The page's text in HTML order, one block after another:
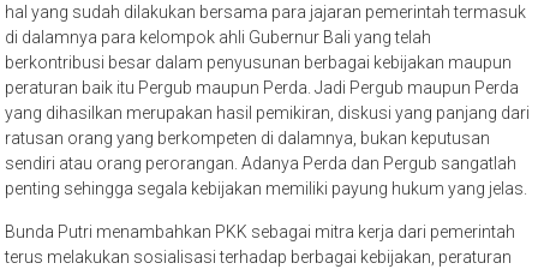
hal yang sudah dilakukan bersama para jajaran pemerintah termasuk
di dalamnya para kelompok ahli Gubernur Bali yang telah
berkontribusi besar dalam penyusunan berbagai kebijakan maupun
peraturan baik itu Pergub maupun Perda. Jadi Pergub maupun Perda
yang dihasilkan merupakan hasil pemikiran, diskusi yang panjang dari
ratusan orang yang berkompeten di dalamnya, bukan keputusan
sendiri atau orang perorangan. Adanya Perda dan Pergub sangatlah
penting sehingga segala kebijakan memiliki payung hukum yang jelas.
Bunda Putri menambahkan PKK sebagai mitra kerja dari pemerintah
terus melakukan sosialisasi terhadap berbagai kebijakan, peraturan